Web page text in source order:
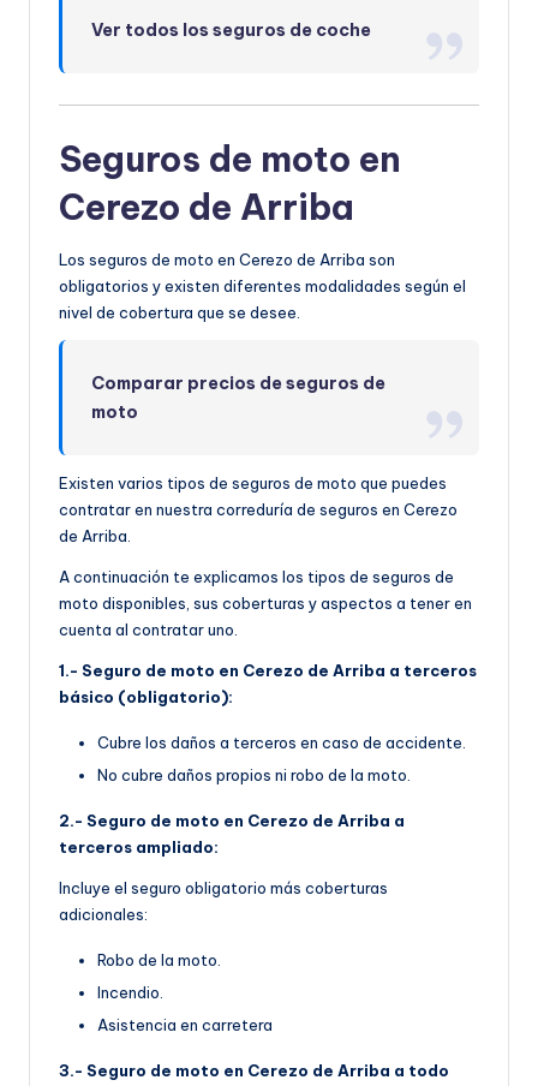
Ver todos los seguros de coche
Seguros de moto en
Cerezo de Arriba
Los seguros de moto en Cerezo de Arriba son
obligatorios y existen diferentes modalidades según el
nivel de cobertura que se desee.
Comparar precios de seguros de
moto
Existen varios tipos de seguros de moto que puedes
contratar en nuestra correduría de seguros en Cerezo
de Arriba.
A continuación te explicamos los tipos de seguros de
moto disponibles, sus coberturas y aspectos a tener en
cuenta al contratar uno.
1.- Seguro de moto en Cerezo de Arriba a terceros
básico (obligatorio):
Cubre los daños a terceros en caso de accidente.
No cubre daños propios ni robo de la moto.
2.- Seguro de moto en Cerezo de Arriba a
terceros ampliado:
Incluye el seguro obligatorio más coberturas
adicionales:
Robo de la moto.
Incendio.
Asistencia en carretera
3.- Seguro de moto en Cerezo de Arriba a todo